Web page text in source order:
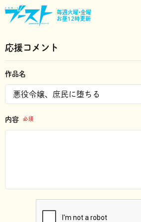
毎週火曜•金曜
お昼12時更新
応援コメント
作品名
内容